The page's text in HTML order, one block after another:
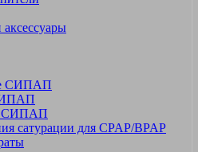
СИПАП
СИПАП
сатурации для CPAP/BPAP